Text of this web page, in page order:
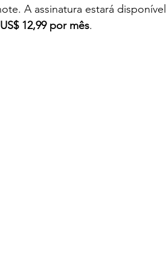
A assinatura estará disponível
US$ 12,99 por mês.